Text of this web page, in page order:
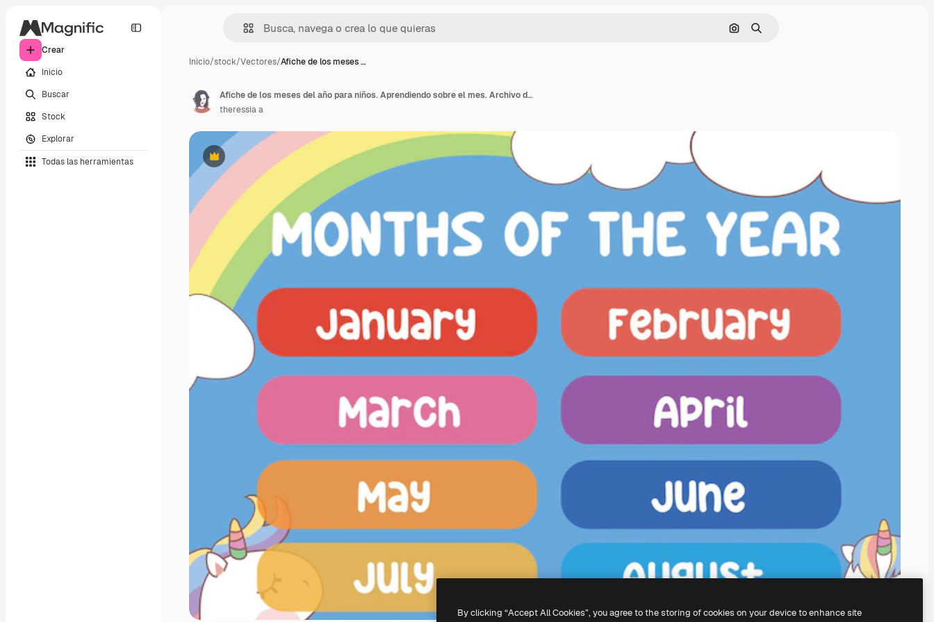
Crear
Inicio
Buscar
Stock
Explorar
Todas las herramientas
Buscar por imagen
Buscar
Inicio/stock/Vectores/Afiche de los meses …
Premium
Afiche de los meses del año para niños. Aprendiendo sobre el mes. Archivo de ilustración vectorial.
theressia a
By clicking “Accept All Cookies”, you agree to the storing of cookies on your device to enhance site